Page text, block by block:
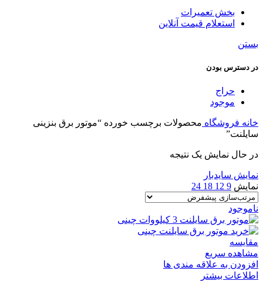
بخش تعمیرات
استعلام قیمت آنلاین
بستن
در دسترس بودن
حراج
موجود
خانه فروشگاه محصولات برچسب خورده “موتور برق بنزینی
سایلنت”
در حال نمایش یک نتیجه
نمایش سایدبار
نمایش 9
12
18
24
ناموجود
مقایسه
مشاهده سریع
افزودن به علاقه مندی ها
اطلاعات بیشتر